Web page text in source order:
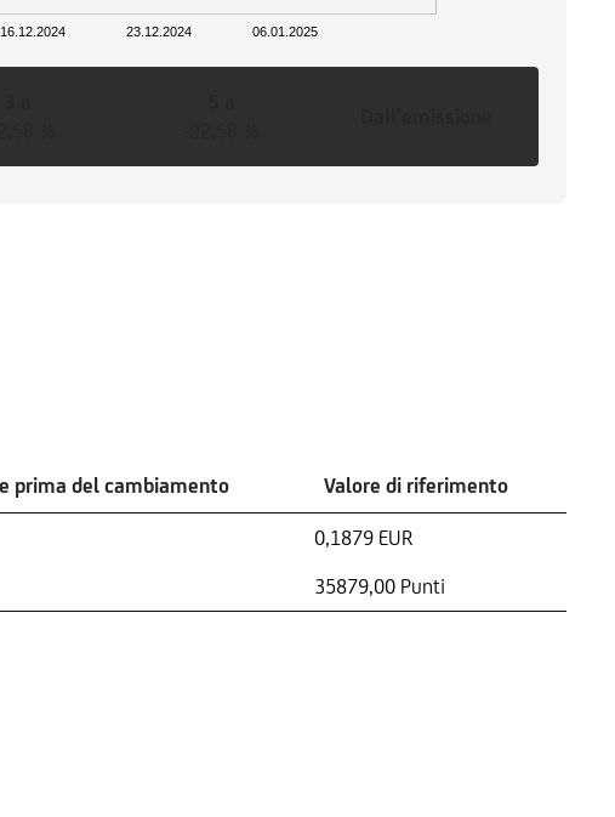
16.12.2024 23.12.2024 06.01.2025
prima del cambiamento Valore di riferimento
0,1879 EUR
35879,00 Punti